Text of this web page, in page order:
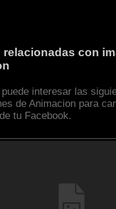
relacionadas con
puede interesar las
de Animacion para
tu Facebook.